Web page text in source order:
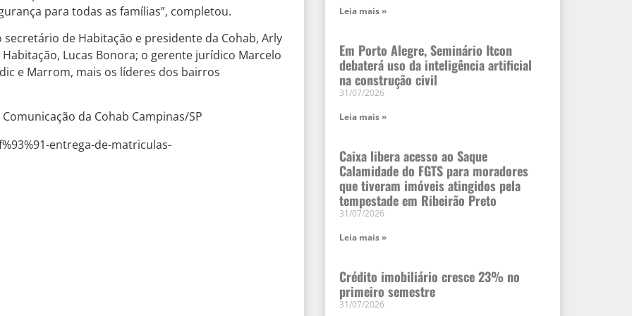
para todas as famílias”, completou.
de Habitação e presidente da Cohab, Arly
Lucas Bonora; o gerente jurídico Marcelo
e Marrom, mais os líderes dos bairros
da Cohab Campinas/SP
entrega-de-matriculas-
Leia mais »
Em Porto Alegre, Seminário Itcon
debaterá uso da inteligência artificial
na construção civil
31/07/2026
Leia mais »
Caixa libera acesso ao Saque
Calamidade do FGTS para moradores
que tiveram imóveis atingidos pela
tempestade em Ribeirão Preto
31/07/2026
Leia mais »
Crédito imobiliário cresce 23% no
primeiro semestre
31/07/2026